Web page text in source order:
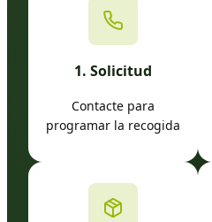
1. Solicitud
Contacte para
programar la recogida